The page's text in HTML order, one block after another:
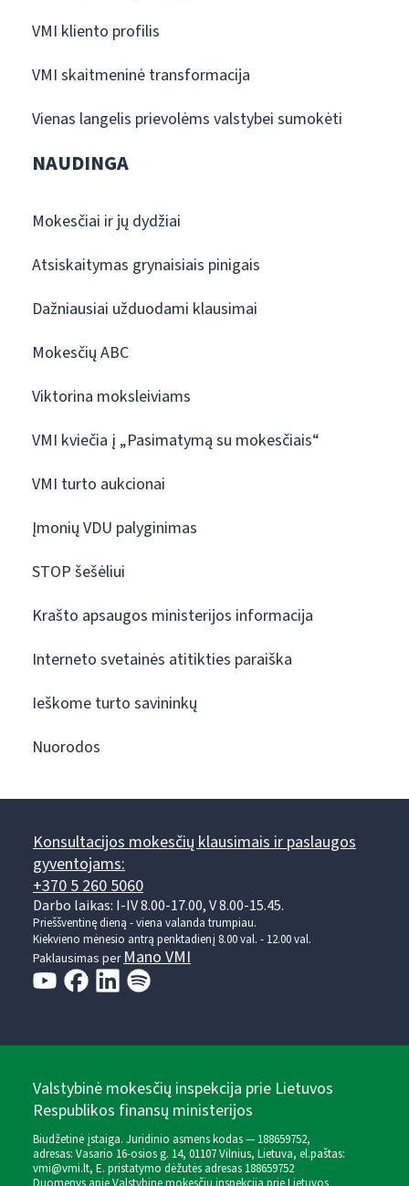
VMI kliento profilis
VMI skaitmeninė transformacija
Vienas langelis prievolėms valstybei sumokėti
NAUDINGA
Mokesčiai ir jų dydžiai
Atsiskaitymas grynaisiais pinigais
Dažniausiai užduodami klausimai
Mokesčių ABC
Viktorina moksleiviams
VMI kviečia į „Pasimatymą su mokesčiais“
VMI turto aukcionai
Įmonių VDU palyginimas
STOP šešėliui
Krašto apsaugos ministerijos informacija
Interneto svetainės atitikties paraiška
Ieškome turto savininkų
Nuorodos
Konsultacijos mokesčių klausimais ir paslaugos
gyventojams:
+370 5 260 5060
Darbo laikas: I-IV 8.00-17.00, V 8.00-15.45.
Prieššventinę dieną - viena valanda trumpiau.
Kiekvieno mėnesio antrą penktadienį 8.00 val. - 12.00 val.
Paklausimas perMano VMI
Valstybinė mokesčių inspekcija prie Lietuvos
Respublikos finansų ministerijos
Biudžetinė įstaiga. Juridinio asmens kodas — 188659752,
adresas: Vasario 16-osios g. 14, 01107 Vilnius, Lietuva, el.paštas:
vmi@vmi.lt, E. pristatymo dėžutės adresas 188659752